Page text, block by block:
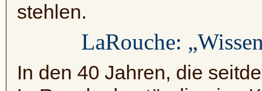
stehlen.
LaRouche:
In den 40 Jahren, die